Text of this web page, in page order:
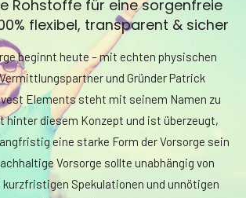
Rohstoffe für eine sorgenfreie
flexibel, transparent & sicher
beginnt heute – mit echten physischen
und Gründer Patrick
Elements steht mit seinem Namen zu
hinter diesem Konzept und ist überzeugt,
eine starke Form der Vorsorge sein
Vorsorge sollte unabhängig von
Spekulationen und unnötigen